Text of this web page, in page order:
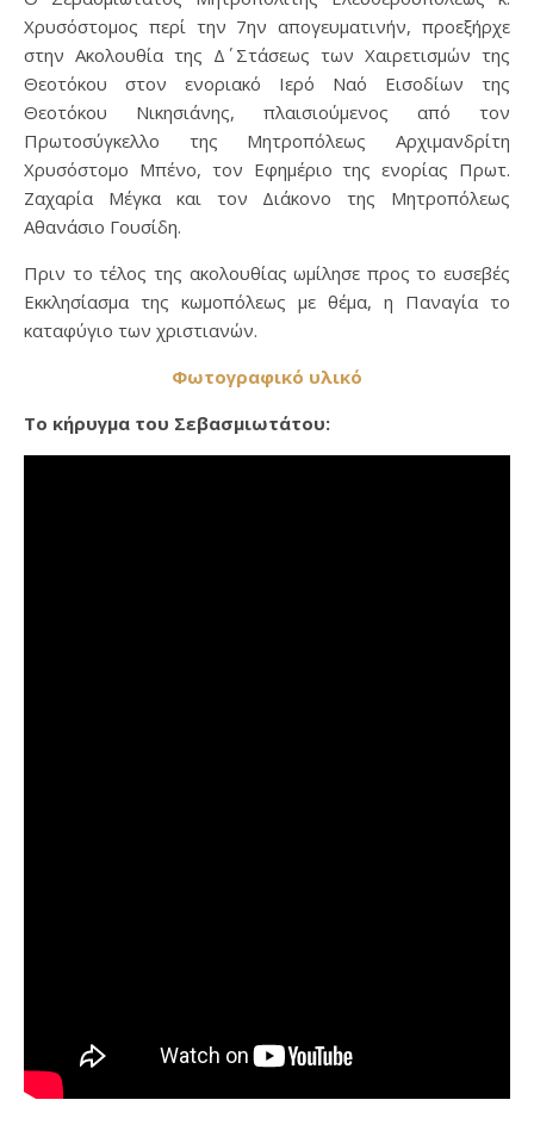
Χρυσόστομος περί την 7ην απογευματινήν, προεξήρχε
στην Ακολουθία της Δ΄ Στάσεως των Χαιρετισμών της
Θεοτόκου στον ενοριακό Ιερό Ναό Εισοδίων της
Θεοτόκου Νικησιάνης, πλαισιούμενος από τον
Πρωτοσύγκελλο της Μητροπόλεως Αρχιμανδρίτη
Χρυσόστομο Μπένο, τον Εφημέριο της ενορίας Πρωτ.
Ζαχαρία Μέγκα και τον Διάκονο της Μητροπόλεως
Αθανάσιο Γουσίδη.
Πριν το τέλος της ακολουθίας ωμίλησε προς το ευσεβές
Εκκλησίασμα της κωμοπόλεως με θέμα, η Παναγία το
καταφύγιο των χριστιανών.
Φωτογραφικό υλικό
Το κήρυγμα του Σεβασμιωτάτου: